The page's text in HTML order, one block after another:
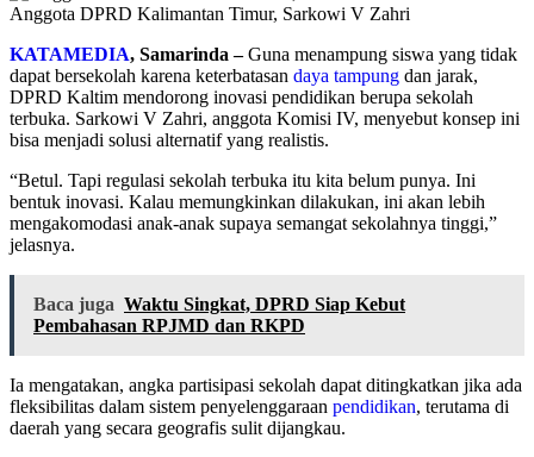
Anggota DPRD Kalimantan Timur, Sarkowi V Zahri
KATAMEDIA, Samarinda –Guna menampung siswa yang tidak
dapat bersekolah karena keterbatasan daya tampung dan jarak,
DPRD Kaltim mendorong inovasi pendidikan berupa sekolah
terbuka. Sarkowi V Zahri, anggota Komisi IV, menyebut konsep ini
bisa menjadi solusi alternatif yang realistis.
“Betul. Tapi regulasi sekolah terbuka itu kita belum punya. Ini
bentuk inovasi. Kalau memungkinkan dilakukan, ini akan lebih
mengakomodasi anak-anak supaya semangat sekolahnya tinggi,”
jelasnya.
Baca juga Waktu Singkat, DPRD Siap Kebut
Pembahasan RPJMD dan RKPD
Ia mengatakan, angka partisipasi sekolah dapat ditingkatkan jika ada
fleksibilitas dalam sistem penyelenggaraan pendidikan, terutama di
daerah yang secara geografis sulit dijangkau.